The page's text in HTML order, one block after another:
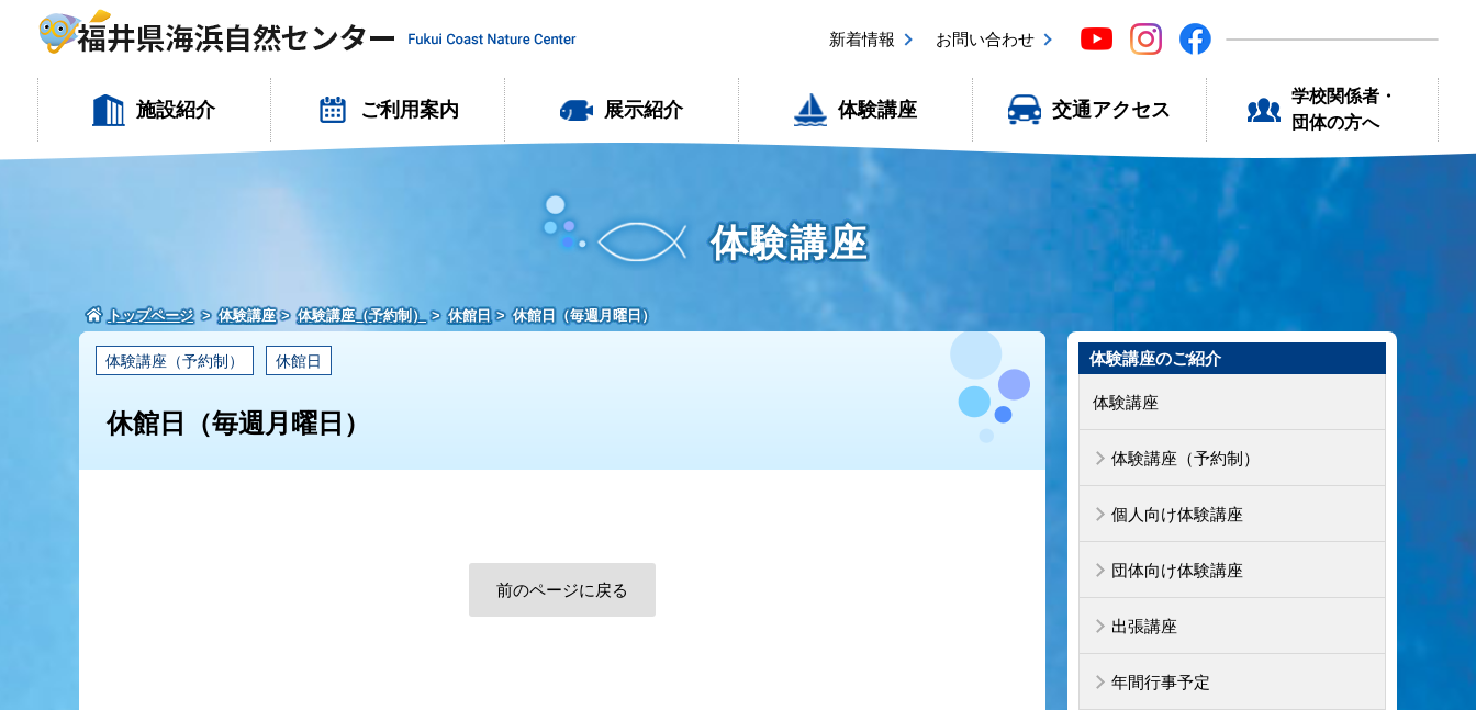
新着情報 お問い合わせ
施設紹介 ご利用案内 展示紹介 体験講座 交通アクセス
学校関係者・
団体の方へ
体験講座
トップページ 体験講座 体験講座（予約制） 休館日 休館日（毎週月曜日）
体験講座（予約制） 休館日
休館日（毎週月曜日）
前のページに戻る
体験講座のご紹介
体験講座
体験講座（予約制）
個人向け体験講座
団体向け体験講座
出張講座
年間行事予定